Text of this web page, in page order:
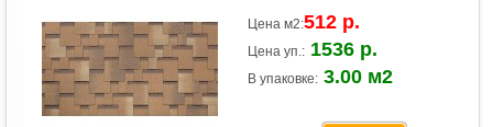
Цена м2:512 р.
Цена уп.: 1536 р.
В упаковке: 3.00 м2